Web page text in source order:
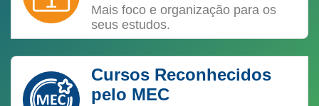
Mais foco e organização para os
seus estudos.
Cursos Reconhecidos
pelo MEC